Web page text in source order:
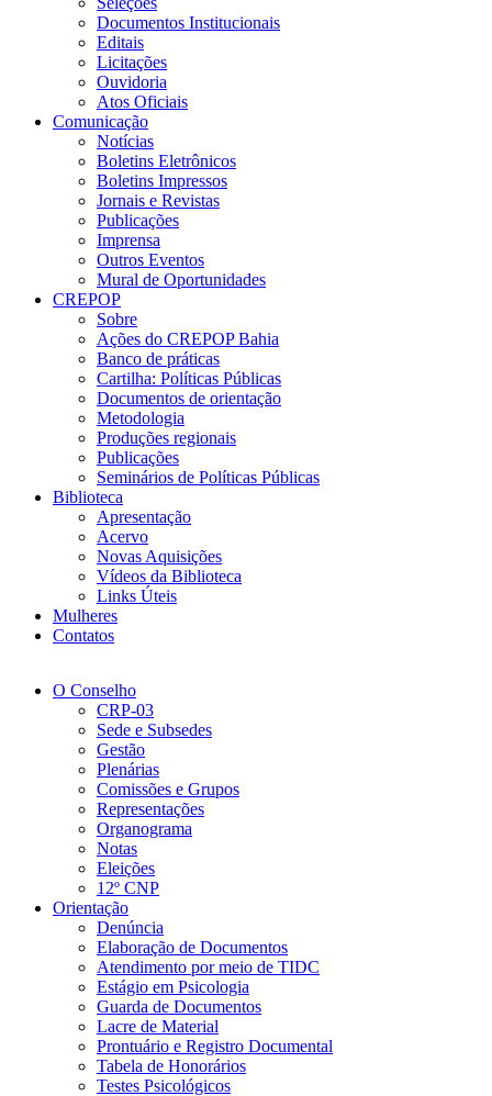
Documentos Institucionais
Editais
Licitações
Ouvidoria
Atos Oficiais
Comunicação
Notícias
Boletins Eletrônicos
Boletins Impressos
Jornais e Revistas
Publicações
Imprensa
Outros Eventos
Mural de Oportunidades
CREPOP
Sobre
Ações do CREPOP Bahia
Banco de práticas
Cartilha: Políticas Públicas
Documentos de orientação
Metodologia
Produções regionais
Publicações
Seminários de Políticas Públicas
Biblioteca
Apresentação
Acervo
Novas Aquisições
Vídeos da Biblioteca
Links Úteis
Mulheres
Contatos
O Conselho
CRP-03
Sede e Subsedes
Gestão
Plenárias
Comissões e Grupos
Representações
Organograma
Notas
Eleições
12º CNP
Orientação
Denúncia
Elaboração de Documentos
Atendimento por meio de TIDC
Estágio em Psicologia
Guarda de Documentos
Lacre de Material
Prontuário e Registro Documental
Tabela de Honorários
Testes Psicológicos